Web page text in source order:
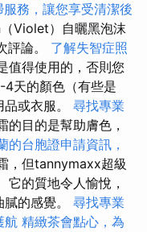
服務，讓您享受清潔後
Violet）自曬黑泡沫
評論。 了解失智症照
值得使用的，否則您
天的顏色（有些是
或衣服。 尋找專業
的目的是幫助膚色，
的台胞證申請資訊，
，但tannymaxx超級
的質地令人愉悅，
的感覺。 尋找專業
航 精緻茶會點心，為